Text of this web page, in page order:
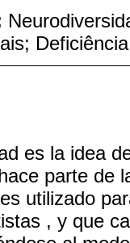
Deficiência
es la idea
parte de
utilizado
, y que